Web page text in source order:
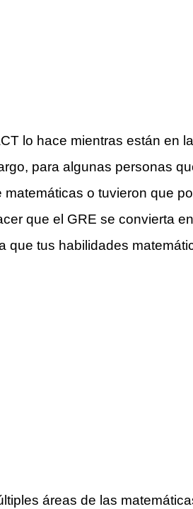
lo hace mientras están en
para algunas personas
o tuvieron que
que el GRE se convierta
tus habilidades
áreas de las